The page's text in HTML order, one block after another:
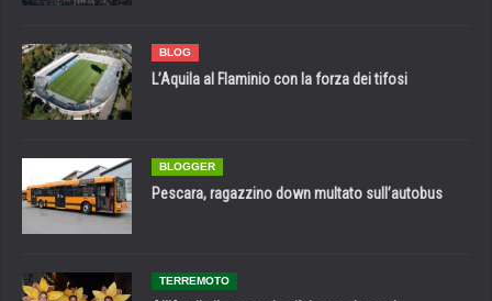
BLOG
L’Aquila al Flaminio con la forza dei tifosi
BLOGGER
Pescara, ragazzino down multato sull’autobus
TERREMOTO